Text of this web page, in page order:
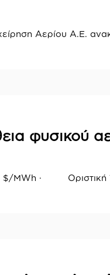
Αερίου Α.Ε.
φυσικού
$/MWh · Οριστική